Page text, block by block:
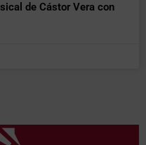
de Cástor Vera con